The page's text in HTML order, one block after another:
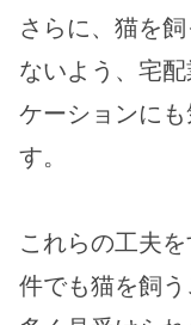
さらに、猫を
ないよう、宅
ケーションに
す。
これらの工夫
件でも猫を飼